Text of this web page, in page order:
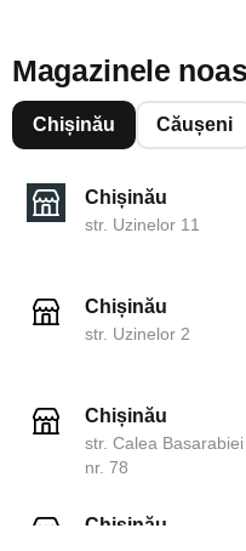
Magazinele
Chișinău Căușeni
Chișinău
str. Uzinelor 11
Chișinău
str. Uzinelor 2
Chișinău
str. Calea
nr. 78
Chișinău